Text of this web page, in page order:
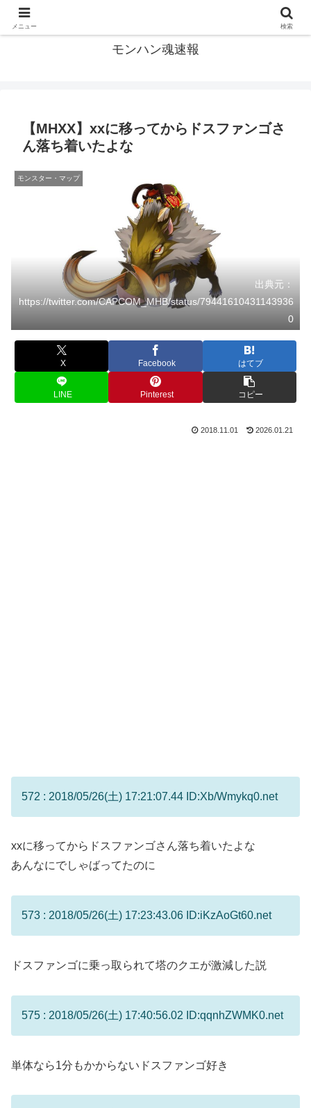
モンハン魂速報
【MHXX】xxに移ってからドスファンゴさ
ん落ち着いたよな
モンスター・マップ
出典元：
https://twitter.com/CAPCOM_MHB/status/79441610431143936
0
X Facebook はてブ
LINE Pinterest コピー
2018.11.01 2026.01.21
572 : 2018/05/26(土) 17:21:07.44 ID:Xb/Wmykq0.net
xxに移ってからドスファンゴさん落ち着いたよな
あんなにでしゃばってたのに
573 : 2018/05/26(土) 17:23:43.06 ID:iKzAoGt60.net
ドスファンゴに乗っ取られて塔のクエが激減した説
575 : 2018/05/26(土) 17:40:56.02 ID:qqnhZWMK0.net
単体なら1分もかからないドスファンゴ好き
メニュー 検索